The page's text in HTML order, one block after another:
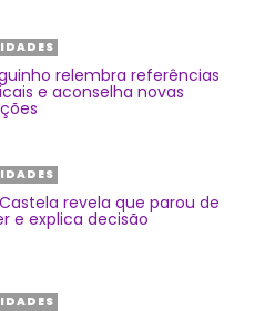
relembra referências
e aconselha novas
revela que parou de
e explica decisão